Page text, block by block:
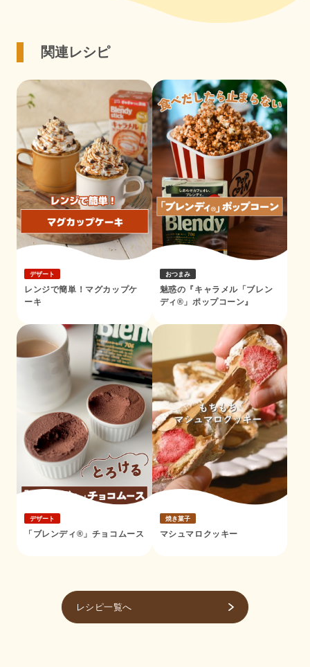
関連レシピ
デザート
レンジで簡単！マグカップケ
ーキ
おつまみ
魅惑の『キャラメル「ブレン
ディ®」ポップコーン』
デザート
「ブレンディ®」チョコムース
焼き菓子
マシュマロクッキー
レシピ一覧へ